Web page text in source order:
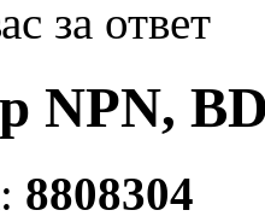
за ответ
NPN,
8808304